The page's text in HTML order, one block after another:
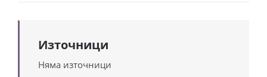
Източници
Няма източници